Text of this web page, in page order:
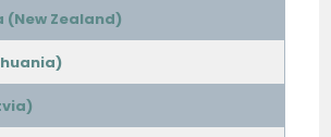
(New Zealand)